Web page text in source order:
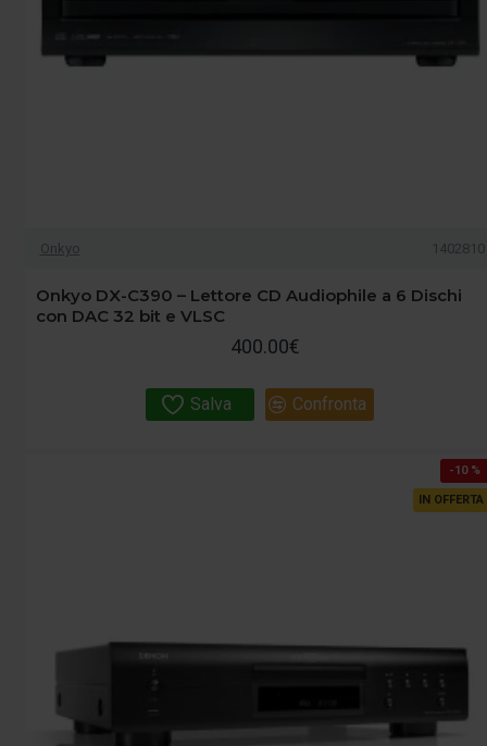
Onkyo 1402810
Onkyo DX-C390 – Lettore CD Audiophile a 6 Dischi
con DAC 32 bit e VLSC
400.00€
Salva Confronta
IN OFFERTA
-10 %